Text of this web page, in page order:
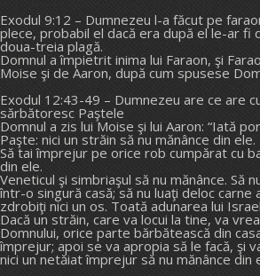
Exodul 9:12 – Dumnezeu l-a făcut pe
plece, probabil el dacă era după el le-ar fi
doua-treia plagă.
Domnul a împietrit inima lui Faraon, şi
Moise şi de Aaron, după cum spusese
Exodul 12:43-49 – Dumnezeu are ce are
sărbătoresc Paştele
Domnul a zis lui Moise şi lui Aaron: “Iată
Paşte: nici un străin să nu mănânce din ele.
Să tai împrejur pe orice rob cumpărat cu
din ele.
Veneticul şi simbriaşul să nu mănânce. Să
într-o singură casă; să nu luaţi deloc carne
zdrobiţi nici un os. Toată adunarea lui
Dacă un străin, care va locui la tine, va
Domnului, orice parte bărbătească din
împrejur; apoi se va apropia să le facă, şi
nici un netăiat împrejur să nu mănânce din